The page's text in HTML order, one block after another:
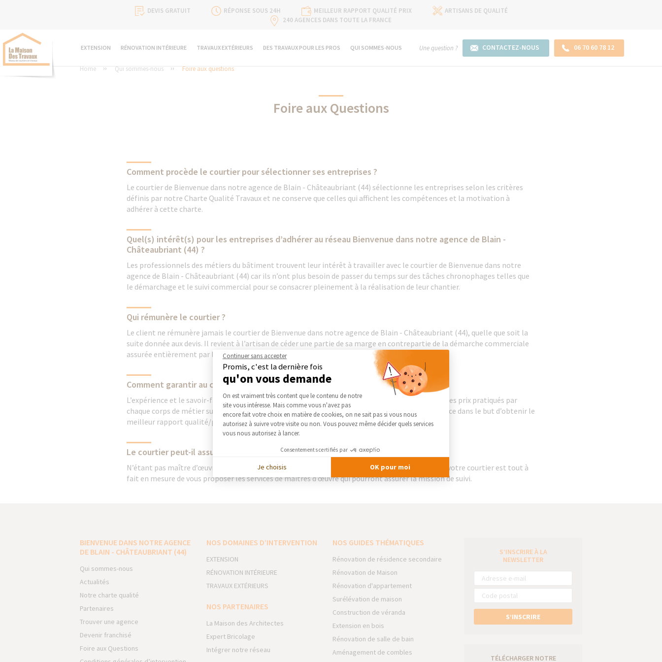
DEVIS GRATUIT RÉPONSE SOUS 24H MEILLEUR RAPPORT QUALITÉ PRIX
ARTISANS DE QUALITÉ
240 AGENCES DANS TOUTE LA FRANCE
EXTENSION RÉNOVATION INTÉRIEURE TRAVAUX EXTÉRIEURS DES TRAVAUX POUR LES PROS QUI SOMMES-NOUS Une question ? CONTACTEZ-NOUS 06 70 60 78 12
Home Qui sommes-nous Foire aux questions
Foire aux Questions
Comment procède le courtier pour sélectionner ses entreprises ?
Le courtier de Bienvenue dans notre agence de Blain - Châteaubriant (44) sélectionne les entreprises selon les critères
définis par notre Charte Qualité Travaux et ne conserve que celles qui affichent les compétences et la motivation à
adhérer à cette charte.
Quel(s) intérêt(s) pour les entreprises d’adhérer au réseau Bienvenue dans notre agence de Blain -
Châteaubriant (44) ?
Les professionnels des métiers du bâtiment trouvent leur intérêt à travailler avec le courtier de Bienvenue dans notre
agence de Blain - Châteaubriant (44) car ils n’ont plus besoin de passer du temps sur des tâches chronophages telles que
le démarchage et le suivi commercial pour se consacrer pleinement à la réalisation de leur chantier.
Qui rémunère le courtier ?
Le client ne rémunère jamais le courtier de Bienvenue dans notre agence de Blain - Châteaubriant (44), quelle que soit la
suite donnée aux devis. Il revient à l’artisan de céder une partie de sa marge en contrepartie de la démarche commerciale
assurée entièrement par le courtier.
Comment garantir au client qu’il paye le prix juste ?
L’expérience et le savoir-faire de chacun de nos courtiers garantissent une bonne connaissance des prix pratiqués par
chaque corps de métier sur son secteur. De plus, le courtier fait régulièrement jouer la concurrence dans le but d’obtenir le
meilleur rapport qualité/prix à vous proposer.
Le courtier peut-il assurer le suivi des travaux ?
N’étant pas maître d’œuvre, le courtier n’a pas vocation d’assurer le suivi des travaux. Toutefois, votre courtier est tout à
fait en mesure de vous proposer les services de maîtres d’œuvre qui pourront assurer la mission de suivi.
BIENVENUE DANS NOTRE AGENCE
DE BLAIN - CHÂTEAUBRIANT (44)
Qui sommes-nous
Actualités
Notre charte qualité
Partenaires
Trouver une agence
Devenir franchisé
Foire aux Questions
NOS DOMAINES D’INTERVENTION
EXTENSION
RÉNOVATION INTÉRIEURE
TRAVAUX EXTÉRIEURS
NOS PARTENAIRES
La Maison des Architectes
Expert Bricolage
Intégrer notre réseau
NOS GUIDES THÉMATIQUES
Rénovation de résidence secondaire
Rénovation de Maison
Rénovation d'appartement
Surélévation de maison
Construction de véranda
Extension en bois
Rénovation de salle de bain
Aménagement de combles
S’INSCRIRE À LA
NEWSLETTER
S’INSCRIRE
TÉLÉCHARGER NOTRE
Continuer sans accepter
Promis, c'est la dernière fois
qu'on vous demande
Plateforme de Gestion du Consentement : Personnalisez vos Options
On est vraiment très content que le contenu de notre
site vous intéresse. Mais comme vous n'avez pas
encore fait votre choix en matière de cookies, on ne sait pas si vous nous
autorisez à suivre votre visite ou non. Vous pouvez même décider quels services
vous nous autorisez à lancer.
Consentements certifiés par
Je choisis OK pour moi
Axeptio consent